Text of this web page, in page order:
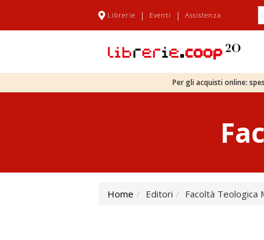
Librerie | Eventi | Assistenza
Per gli acquisti online:
Home Editori Facoltà Teologica